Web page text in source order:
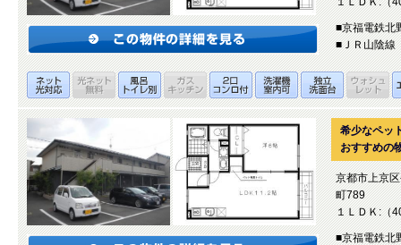
■京福電鉄北
■ＪＲ山陰線
希少なペッ
おすすめの
京都市上京
町789
１ＬＤＫ:（
■京福電鉄北